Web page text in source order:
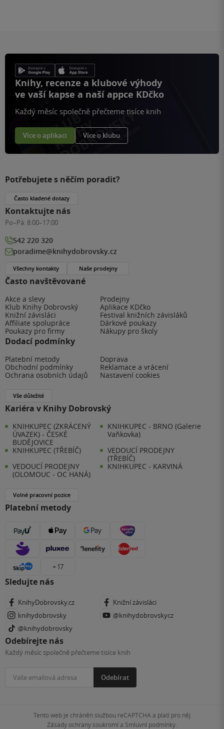
Knihy, recenze a klubové výhody
ve vaší kapse a naší appce KDčko
Každý měsíc společně přečteme tisíce knih
Více o aplikaci Více o klubu
Často navštěvované
Akce a slevy
Prodejny
Klub Knihy Dobrovský
Aplikace KDčko
Knižní závisláci
Festival knižních závisláků
Affiliate spolupráce
Dárkové poukazy
Poukazy pro firmy
Nákupy pro školy
Dodací podmínky
Platební metody
Doprava
Obchodní podmínky
Reklamace a vrácení
Ochrana osobních údajů
Nastavení cookies
Vše důležité
Kariéra v Knihy Dobrovský
KNIHKUPEC (ZKRÁCENÝ
ÚVAZEK) - ČESKÉ
BUDĚJOVICE
KNIHKUPEC - BRNO (Galerie
Vaňkovka)
KNIHKUPEC (TŘEBÍČ)
VEDOUCÍ PRODEJNY
(TŘEBÍČ)
VEDOUCÍ PRODEJNY
(OLOMOUC - OC HANÁ)
KNIHKUPEC - KARVINÁ
Volné pracovní pozice
Platební metody
+ 17
Sledujte nás
KnihyDobrovsky.cz
Knižní závisláci
knihydobrovsky
@knihydobrovskycz
@knihydobrovsky
Odebírejte nás
Každý měsíc společně přečteme tisíce knih
Odebírat
Potřebujete s něčím poradit?
Často kladené dotazy
Kontaktujte nás
Po–Pá: 8:00–17:00
542 220 320
poradime@knihydobrovsky.cz
Všechny kontakty Naše prodejny
Tento web je chráněn službou reCAPTCHA a platí pro něj
Zásady ochrany soukromía Smluvní podmínky.